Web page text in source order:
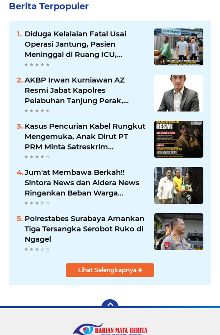
Berita Terpopuler
Diduga Kelalaian Fatal Usai
Operasi Jantung, Pasien
Meninggal di Ruang ICU,
Keluarga Tuntut RSUD dr.
Jawab
AKBP Irwan Kurniawan AZ
Resmi Jabat Kapolres
Pelabuhan Tanjung Perak,
Pimpinan Redaksi
Sampaikan Ucapan Selamat
Kasus Pencurian Kabel Rungkut
Mengemuka, Anak Dirut PT
PRM Minta Satreskrim
Polrestabes Surabaya Usut
Jum'at Membawa Berkah!!
Sintora News dan Aldera News
Ringankan Beban Warga
Bangkitkan Pelaku UMKM
Polrestabes Surabaya Amankan
Tiga Tersangka Serobot Ruko di
Ngagel
Lihat Selengkapnya